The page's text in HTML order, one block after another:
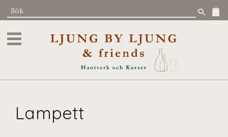
Meny
Lampett